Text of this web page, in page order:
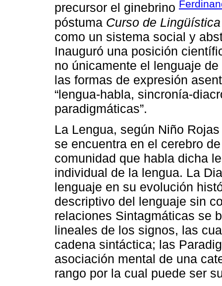
precursor el ginebrino
póstuma Curso de
como un sistema social y
Inauguró una posición
no únicamente el lenguaje
las formas de expresión
“lengua-habla, sincronía-
paradigmáticas”.
La Lengua, según Niño
se encuentra en el cerebro
comunidad que habla dicha
individual de la lengua. La
lenguaje en su evolución
descriptivo del lenguaje sin
relaciones Sintagmáticas se
lineales de los signos, las
cadena sintáctica; las
asociación mental de una
rango por la cual puede ser